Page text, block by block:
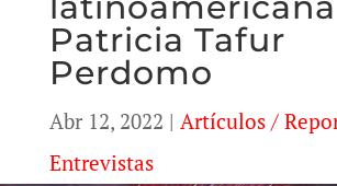
Patricia Tafur
Perdomo
Abr 12, 2022 | Artículos /
Entrevistas